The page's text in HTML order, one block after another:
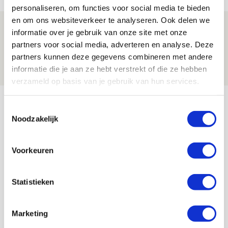
personaliseren, om functies voor social media te bieden
en om ons websiteverkeer te analyseren. Ook delen we
informatie over je gebruik van onze site met onze
partners voor social media, adverteren en analyse. Deze
partners kunnen deze gegevens combineren met andere
informatie die je aan ze hebt verstrekt of die ze hebben
verzameld op basis van je gebruik van hun services.
Noodzakelijk
Voorkeuren
Statistieken
Marketing
Spelen bij Jong Ajax of Ajax 1? Dat
maakt Abdalla ‘geen reet’ uit
08 AUGUSTUS 2026 - 10:04
NIEUWS
Bekijk meer
AGENDA
23
Selectiedag ballenjongens/-meiden